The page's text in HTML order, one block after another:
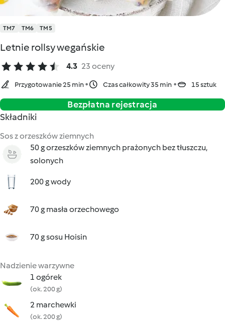
TM7 TM6 TM5
Letnie rollsy wegańskie
4.3 23 oceny
Przygotowanie 25 min Czas całkowity 35 min 15 sztuk
Bezpłatna rejestracja
Składniki
Sos z orzeszków ziemnych
50 g orzeszków ziemnych prażonych bez tłuszczu,
solonych
200 g wody
70 g masła orzechowego
70 g sosu Hoisin
Nadzienie warzywne
1 ogórek
(ok. 200 g)
2 marchewki
(ok. 200 g)